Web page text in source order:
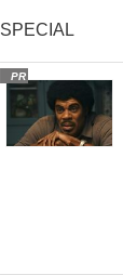
SPECIAL
PR